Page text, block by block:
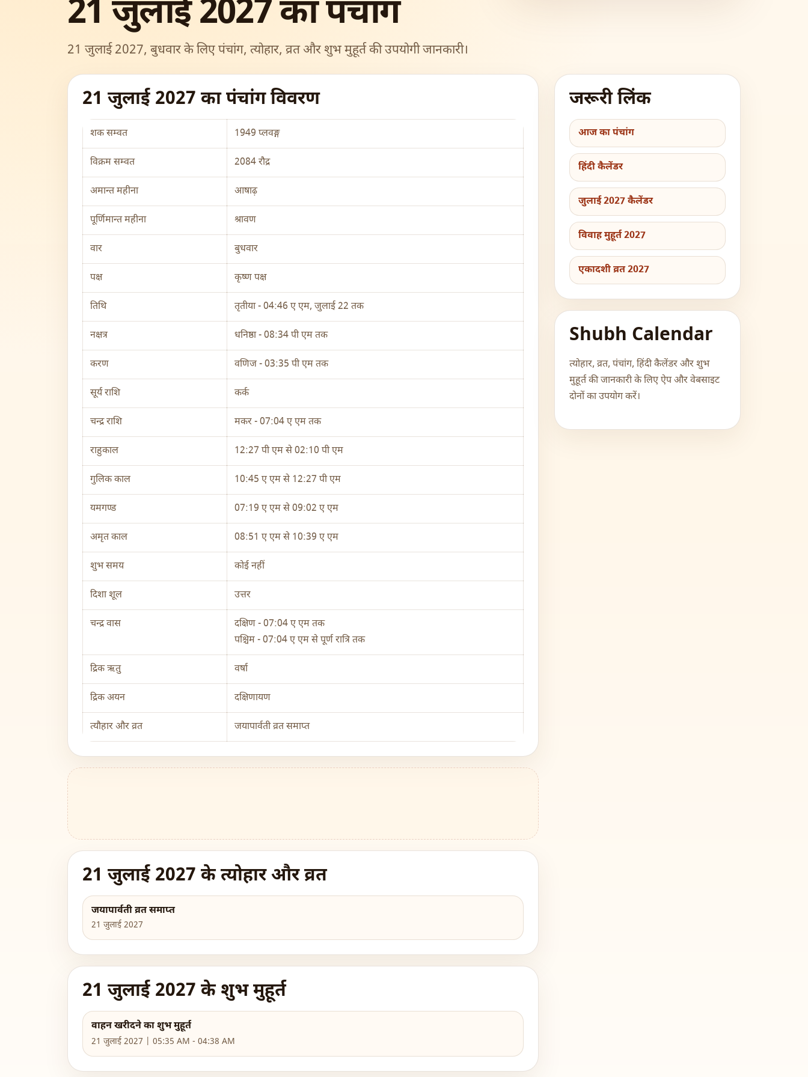
21 जुलाई 2027 का पंचांग
21 जुलाई 2027, बुधवार के लिए पंचांग, त्योहार, व्रत और शुभ मुहूर्त की उपयोगी जानकारी।
21 जुलाई 2027 का पंचांग विवरण
शक सम्वत 1949 प्लवङ्ग
विक्रम सम्वत 2084 रौद्र
अमान्त महीना आषाढ़
पूर्णिमान्त महीना श्रावण
वार बुधवार
पक्ष कृष्ण पक्ष
तिथि तृतीया - 04:46 ए एम, जुलाई 22 तक
नक्षत्र धनिष्ठा - 08:34 पी एम तक
करण वणिज - 03:35 पी एम तक
सूर्य राशि कर्क
चन्द्र राशि मकर - 07:04 ए एम तक
राहुकाल 12:27 पी एम से 02:10 पी एम
गुलिक काल 10:45 ए एम से 12:27 पी एम
यमगण्ड 07:19 ए एम से 09:02 ए एम
अमृत काल 08:51 ए एम से 10:39 ए एम
शुभ समय कोई नहीं
दिशा शूल उत्तर
चन्द्र वास
दक्षिण - 07:04 ए एम तक
पश्चिम - 07:04 ए एम से पूर्ण रात्रि तक
द्रिक ऋतु वर्षा
द्रिक अयन दक्षिणायण
त्यौहार और व्रत जयापार्वती व्रत समाप्त
21 जुलाई 2027 के त्योहार और व्रत
जयापार्वती व्रत समाप्त
21 जुलाई 2027
21 जुलाई 2027 के शुभ मुहूर्त
वाहन खरीदने का शुभ मुहूर्त
21 जुलाई 2027 | 05:35 AM - 04:38 AM
जरूरी लिंक
आज का पंचांग
हिंदी कैलेंडर
जुलाई 2027 कैलेंडर
विवाह मुहूर्त 2027
एकादशी व्रत 2027
Shubh Calendar
त्योहार, व्रत, पंचांग, हिंदी कैलेंडर और शुभ
मुहूर्त की जानकारी के लिए ऐप और वेबसाइट
दोनों का उपयोग करें।